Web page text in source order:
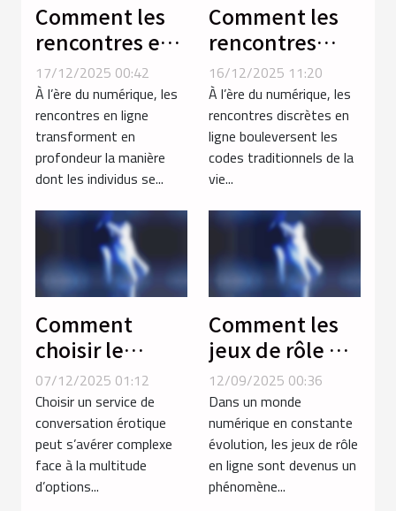
Comment les
rencontres en
ligne
renforcent les
relations
modernes ?
17/12/2025 00:42
À l’ère du numérique, les
rencontres en ligne
transforment en
profondeur la manière
dont les individus se...
Comment les
rencontres
discrètes en
ligne
influencent-
elles les
relations
16/12/2025 11:20
À l’ère du numérique, les
rencontres discrètes en
ligne bouleversent les
codes traditionnels de la
vie...
Comment
choisir le
service de
conversation
érotique
adapté à vos
besoins ?
07/12/2025 01:12
Choisir un service de
conversation érotique
peut s’avérer complexe
face à la multitude
d’options...
Comment les
jeux de rôle en
ligne
renforcent les
compétences
stratégiques ?
12/09/2025 00:36
Dans un monde
numérique en constante
évolution, les jeux de rôle
en ligne sont devenus un
phénomène...